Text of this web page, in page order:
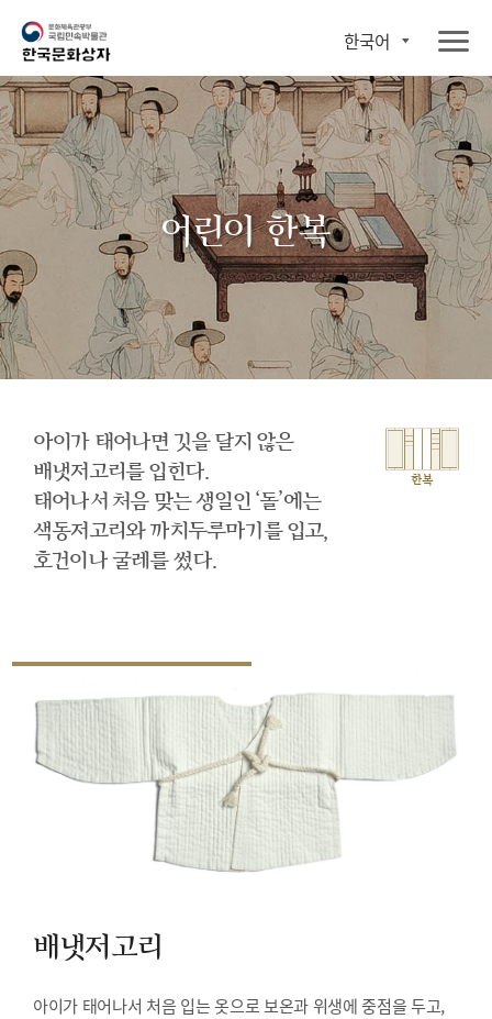
한국어
어린이 한복
아이가 태어나면 깃을 달지 않은
배냇저고리를 입힌다.
태어나서 처음 맞는 생일인 ‘돌’에는
색동저고리와 까치두루마기를 입고,
호건이나 굴레를 썼다.
한복
배냇저고리
아이가 태어나서 처음 입는 옷으로 보온과 위생에 중점을 두고,